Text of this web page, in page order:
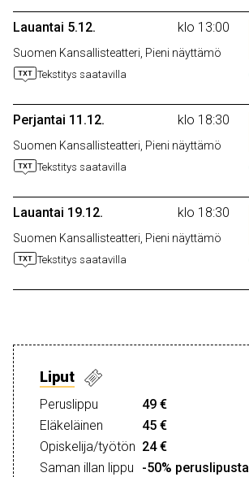
Lauantai 5.12. klo 13:00
Suomen Kansallisteatteri, Pieni näyttämö
Tekstitys saatavilla
Perjantai 11.12. klo 18:30
Suomen Kansallisteatteri, Pieni näyttämö
Tekstitys saatavilla
Lauantai 19.12. klo 18:30
Suomen Kansallisteatteri, Pieni näyttämö
Tekstitys saatavilla
Liput
Peruslippu
49 €
Eläkeläinen
45 €
Opiskelija/työtön 24 €
Saman illan lippu
-50% peruslipusta